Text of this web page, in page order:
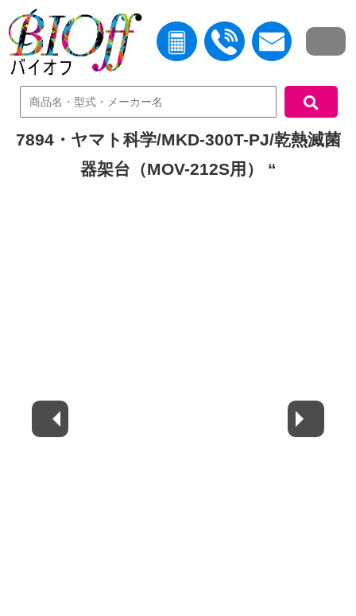
中古機器検索
7894・ヤマト科学/MKD-300T-PJ/乾熱滅菌
器架台（MOV-212S用） “